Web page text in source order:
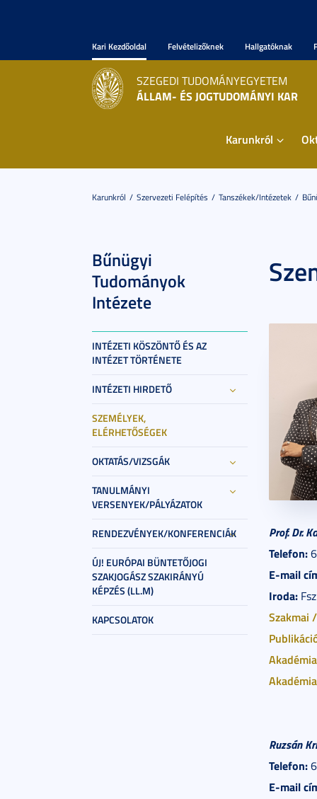
Kari Kezdőoldal Felvételizőknek Hallgatóknak
SZEGEDI TUDOMÁNYEGYETEM
ÁLLAM- ÉS JOGTUDOMÁNYI KAR
Karunkról
Karunkról Szervezeti Felépítés Tanszékek/Intézetek
Bűnügyi
Tudományok
Intézete
INTÉZETI KÖSZÖNTŐ ÉS AZ
INTÉZET TÖRTÉNETE
INTÉZETI HIRDETŐ
SZEMÉLYEK,
ELÉRHETŐSÉGEK
OKTATÁS/VIZSGÁK
TANULMÁNYI
VERSENYEK/PÁLYÁZATOK
RENDEZVÉNYEK/KONFERENCIÁK
ÚJ! EURÓPAI BÜNTETŐJOGI
SZAKJOGÁSZ SZAKIRÁNYÚ
KÉPZÉS (LL.M)
KAPCSOLATOK
Prof. Dr.
Telefon:
E-mail
Iroda:
Szakmai
Ruzsán
Telefon:
E-mail